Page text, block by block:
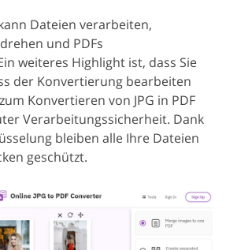
Dateien verarbeiten,
und PDFs
weiteres Highlight ist, dass Sie
der Konvertierung bearbeiten
Konvertieren von JPG in PDF
Verarbeitungssicherheit. Dank
bleiben alle Ihre Dateien
geschützt.